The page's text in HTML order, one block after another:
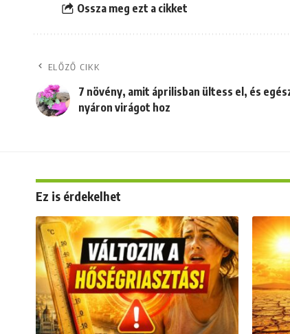
Ossza meg ezt a cikket
ELŐZŐ CIKK
7 növény, amit áprilisban ültess el, és
nyáron virágot hoz
Ez is érdekelhet